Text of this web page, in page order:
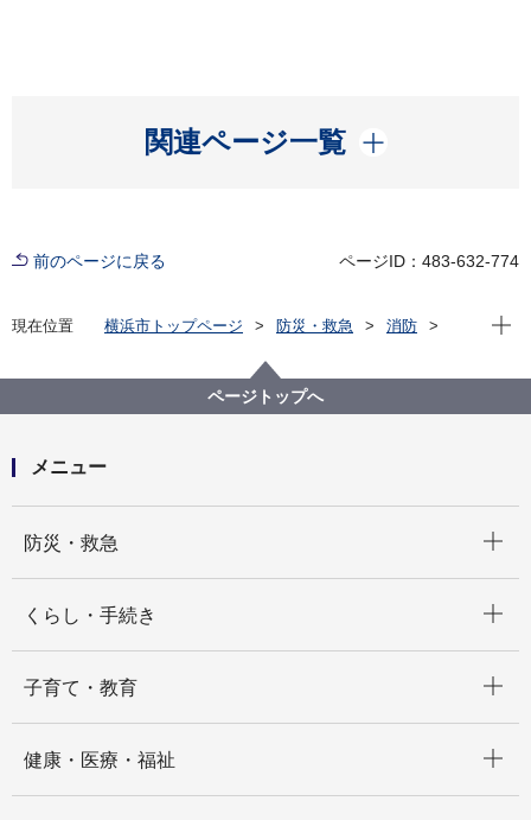
関連ページ一覧
開く
前のページに戻る ページID：483-632-774
現在位置 横浜市トップページ 防災・救急
消防
２ 住宅用火災警報器を交換しましょう！
現在
ページトップへ
メニュー
防災・救急
くらし・手続き
子育て・教育
健康・医療・福祉